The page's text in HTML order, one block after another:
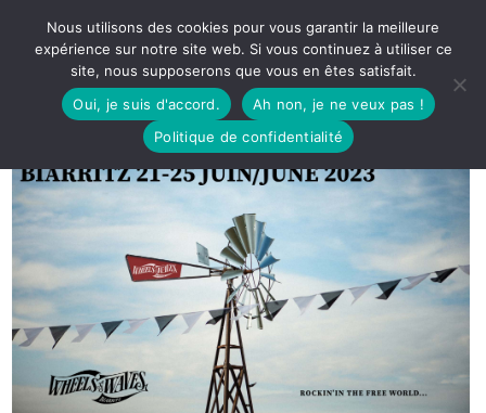
Nous utilisons des cookies pour vous garantir la meilleure
expérience sur notre site web. Si vous continuez à utiliser ce
site, nous supposerons que vous en êtes satisfait.
Oui, je suis d'accord.
Ah non, je ne veux pas !
Politique de confidentialité